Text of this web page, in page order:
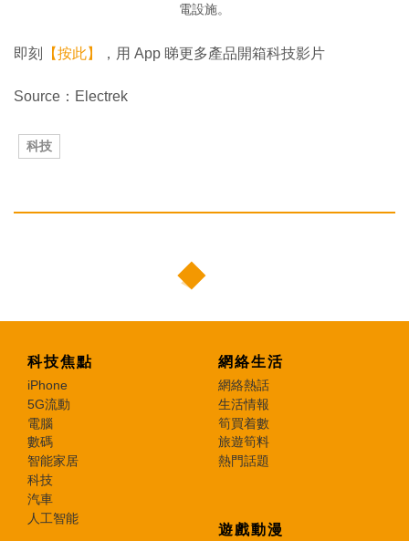
電設施。
即刻 【按此】 ，用 App 睇更多產品開箱科技影片
Source：Electrek
科技
科技焦點
iPhone
5G流動
電腦
數碼
智能家居
科技
汽車
人工智能
網絡生活
網絡熱話
生活情報
筍買着數
旅遊筍料
熱門話題
遊戲動漫